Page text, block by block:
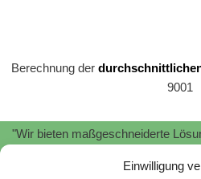
Einwilligung
Berechnung der
9001
"Wir bieten maßgeschneiderte